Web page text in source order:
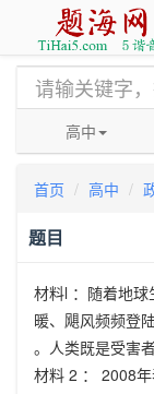
高中
首页 高中
题目
材料l ：随着地
暖、飓风频频登
。人类既是受害
材料 2 ： 2008